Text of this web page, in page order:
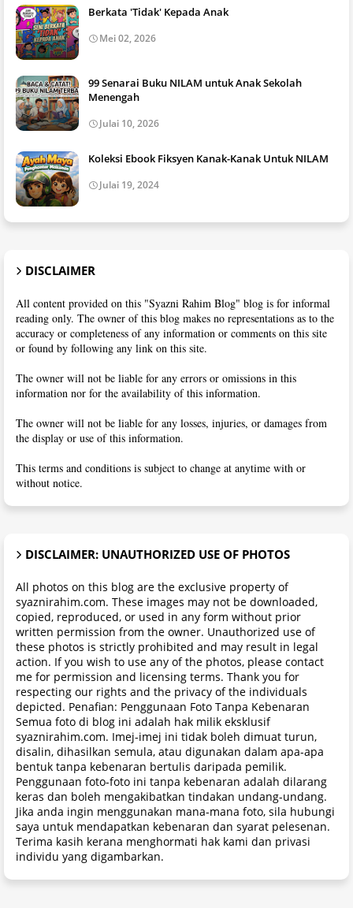
Berkata 'Tidak' Kepada Anak
Mei 02, 2026
99 Senarai Buku NILAM untuk Anak Sekolah
Menengah
Julai 10, 2026
Koleksi Ebook Fiksyen Kanak-Kanak Untuk NILAM
Julai 19, 2024
DISCLAIMER
All content provided on this "Syazni Rahim Blog" blog is for informal
reading only. The owner of this blog makes no representations as to the
accuracy or completeness of any information or comments on this site
or found by following any link on this site.
The owner will not be liable for any errors or omissions in this
information nor for the availability of this information.
The owner will not be liable for any losses, injuries, or damages from
the display or use of this information.
This terms and conditions is subject to change at anytime with or
without notice.
DISCLAIMER: UNAUTHORIZED USE OF PHOTOS
All photos on this blog are the exclusive property of
syaznirahim.com. These images may not be downloaded,
copied, reproduced, or used in any form without prior
written permission from the owner. Unauthorized use of
these photos is strictly prohibited and may result in legal
action. If you wish to use any of the photos, please contact
me for permission and licensing terms. Thank you for
respecting our rights and the privacy of the individuals
depicted. Penafian: Penggunaan Foto Tanpa Kebenaran
Semua foto di blog ini adalah hak milik eksklusif
syaznirahim.com. Imej-imej ini tidak boleh dimuat turun,
disalin, dihasilkan semula, atau digunakan dalam apa-apa
bentuk tanpa kebenaran bertulis daripada pemilik.
Penggunaan foto-foto ini tanpa kebenaran adalah dilarang
keras dan boleh mengakibatkan tindakan undang-undang.
Jika anda ingin menggunakan mana-mana foto, sila hubungi
saya untuk mendapatkan kebenaran dan syarat pelesenan.
Terima kasih kerana menghormati hak kami dan privasi
individu yang digambarkan.